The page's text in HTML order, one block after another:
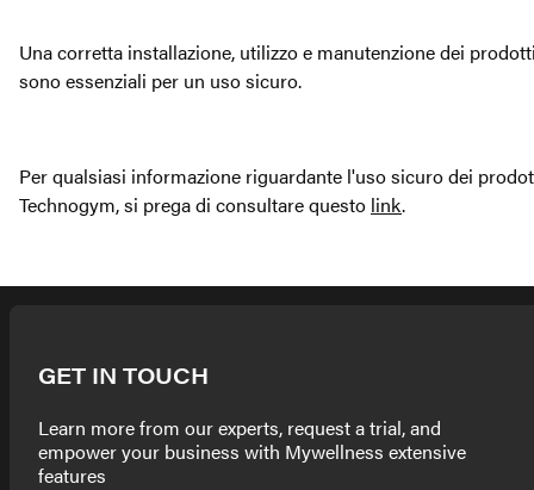
Una corretta installazione, utilizzo e manutenzione dei
sono essenziali per un uso sicuro.
Per qualsiasi informazione riguardante l'uso sicuro dei
Technogym, si prega di consultare questo link.
GET IN TOUCH
Learn more from our experts, request a trial, and
empower your business with Mywellness extensive
features